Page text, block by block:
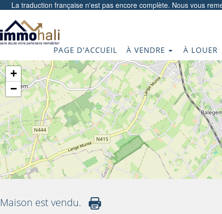
La traduction française n'est pas encore complète. Nous vous
PAGE D'ACCUEIL À VENDRE À LOUER
+
−
Maison est vendu.